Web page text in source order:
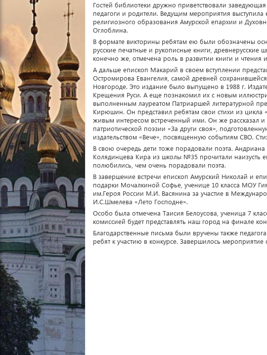
Гостей библиотеки дружно приветствовали
педагоги и родители. Ведущим мероприятия выступила
религиозного образования Амурской епархии и
Оглоблина.
В формате викторины ребятам ею были обозначены
русские печатные и рукописные книги, древнерусские
конечно же, отмечена роль в развитии книги и чтения
А дальше епископ Макарий в своем вступлении
Остромирова Евангелия, самой древней
Новгороде. Это издание было выпущено в 1988 г.
Крещения Руси. А еще познакомил их с новым
выполненным лауреатом Патриаршей литературной
Кирюшин. Он представил ребятам свои стихи из цикла
живым интересом встреченный ими. Он же рассказал
патриотической поэзии «За други своя»,
издательством «Вече», посвященную событиям СВО.
В свою очередь дети тоже порадовали поэта.
Колядинцева Кира из школы №35 прочитали наизусть
полюбились, чем очень порадовали поэта.
В завершение встречи епископ Амурский Николай и
подарки Мочалкиной Софье, ученице 10 класса МОУ
им.Героя России М.И. Васянина за участие в
И.С.Шмелева «Лето Господне».
Особо была отмечена Таисия Белоусова, ученица 7
комиссией будет представлять наш город на финале
Благодарственные письма были вручены также
ребят к участию в конкурсе. Завершилось